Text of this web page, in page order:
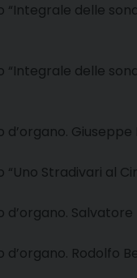
“Integrale delle
“Integrale delle
Giuseppe
“Uno Stradivari al
d’organo. Salvatore
d’organo. Rodolfo